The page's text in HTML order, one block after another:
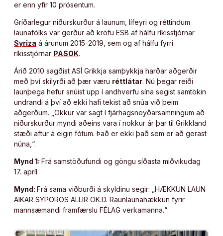
er enn yfir 10 prósentum.
Gríðarlegur niðurskurður á launum, lífeyri og réttindum
launafólks var gerður að kröfu ESB af hálfu ríkisstjórnar
Syriza á árunum 2015-2019, sem og af hálfu fyrri
ríkisstjórnar PASOK.
Árið 2010 sagðist ASÍ Grikkja samþykkja harðar aðgerðir
með því skilyrði að þær væru réttlátar. Nú þegar reiði
launþega hefur snúist upp í andhverfu sína segist samtökin
undrandi á því að ekki hafi tekist að snúa við þeim
aðgerðum. „Okkur var sagt í fjárhagsneyðarsamningum að
niðurskurður myndi aðeins vara í nokkur ár þar til Grikkland
stæði aftur á eigin fótum. Það er ekki það sem er að gerast
núna,“.
Mynd 1: Frá samstöðufundi og göngu síðasta miðvikudag
17. apríl.
Mynd: Frá sama viðburði á skyldinu segir: „HÆKKUN LAUN
AIKAR SYPOROS ALLIR OK.D. Raunlaunahækkun fyrir
mannsæmandi framfærslu FÉLAG verkamanna.“